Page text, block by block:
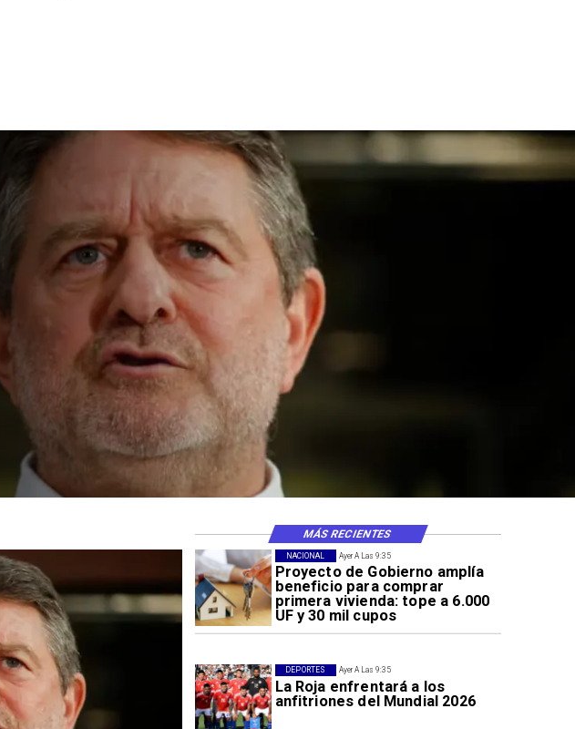
Ayer A Las 9:35
Proyecto de Gobierno amplía
beneficio para comprar
primera vivienda: tope a 6.000
UF y 30 mil cupos
NACIONAL
Ayer A Las 9:35
La Roja enfrentará a los
anfitriones del Mundial 2026
DEPORTES
MÁS RECIENTES